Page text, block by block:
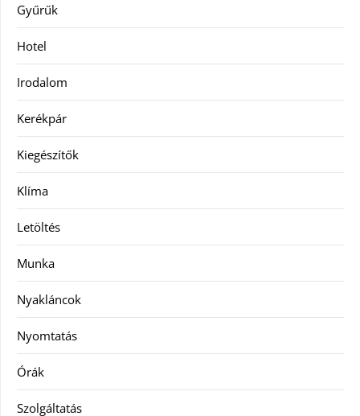
Gyűrűk
Hotel
Irodalom
Kerékpár
Kiegészítők
Klíma
Letöltés
Munka
Nyakláncok
Nyomtatás
Órák
Szolgáltatás